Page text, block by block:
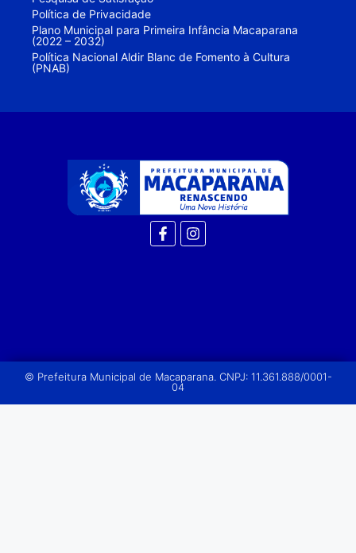
Política de Privacidade
Plano Municipal para Primeira Infância Macaparana
(2022 – 2032)
Política Nacional Aldir Blanc de Fomento à Cultura
(PNAB)
© Prefeitura Municipal de Macaparana. CNPJ: 11.361.888/0001-
04